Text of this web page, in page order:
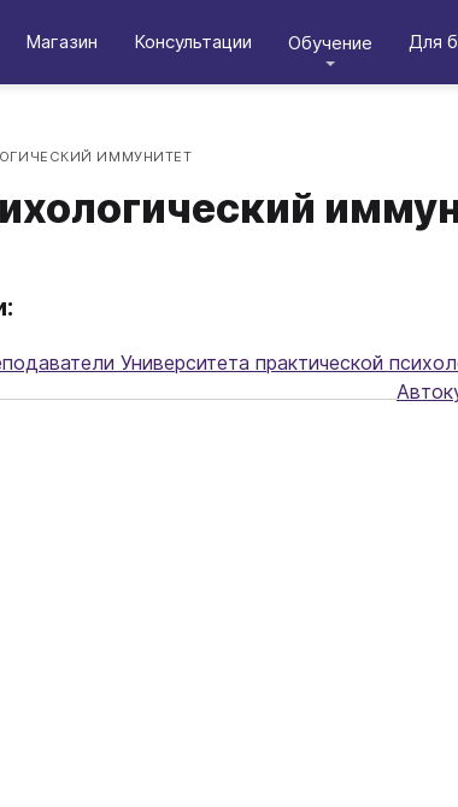
Магазин Консультации Обучение Для
ИММУНИТЕТ
Университета практической